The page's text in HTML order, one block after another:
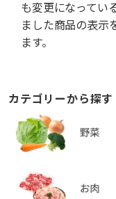
も変更になってい
ました商品の表示
ます。
カテゴリーから探す